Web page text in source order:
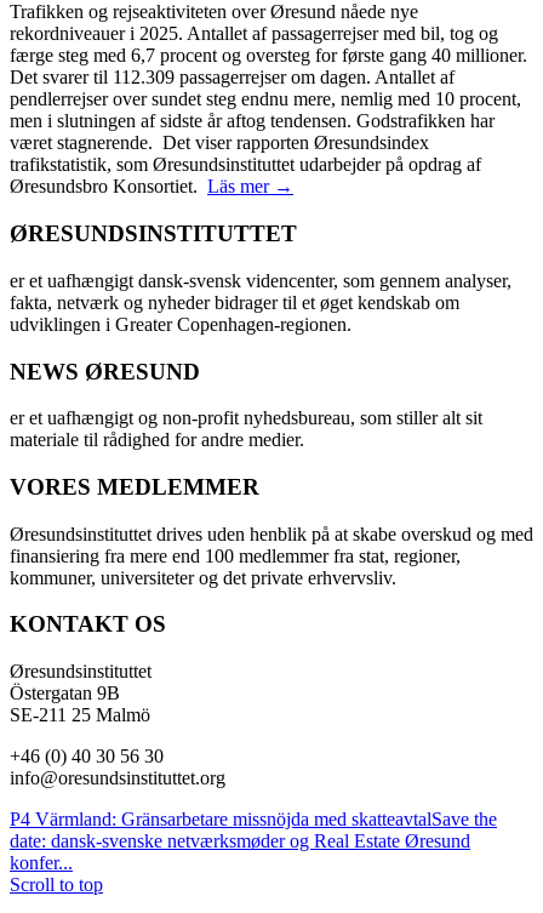
Trafikken og rejseaktiviteten over Øresund nåede nye
rekordniveauer i 2025. Antallet af passagerrejser med bil, tog og
færge steg med 6,7 procent og oversteg for første gang 40 millioner.
Det svarer til 112.309 passagerrejser om dagen. Antallet af
pendlerrejser over sundet steg endnu mere, nemlig med 10 procent,
men i slutningen af sidste år aftog tendensen. Godstrafikken har
været stagnerende. Det viser rapporten Øresundsindex
trafikstatistik, som Øresundsinstituttet udarbejder på opdrag af
Øresundsbro Konsortiet. Läs mer →
ØRESUNDSINSTITUTTET
er et uafhængigt dansk-svensk videncenter, som gennem analyser,
fakta, netværk og nyheder bidrager til et øget kendskab om
udviklingen i Greater Copenhagen-regionen.
NEWS ØRESUND
er et uafhængigt og non-profit nyhedsbureau, som stiller alt sit
materiale til rådighed for andre medier.
VORES MEDLEMMER
Øresundsinstituttet drives uden henblik på at skabe overskud og med
finansiering fra mere end 100 medlemmer fra stat, regioner,
kommuner, universiteter og det private erhvervsliv.
KONTAKT OS
Øresundsinstituttet
Östergatan 9B
SE-211 25 Malmö
+46 (0) 40 30 56 30
info@oresundsinstituttet.org
P4 Värmland: Gränsarbetare missnöjda med skatteavtalSave the
date: dansk-svenske netværksmøder og Real Estate Øresund
konfer...
Scroll to top